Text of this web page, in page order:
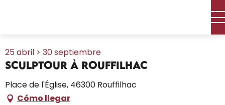
25 abril > 30 septiembre
SculpTour à Rouffilhac
Place de l'Église, 46300 Rouffilhac
Cómo llegar